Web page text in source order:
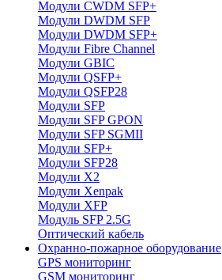
Модули CWDM SFP+
Модули DWDM SFP
Модули DWDM SFP+
Модули Fibre Channel
Модули GBIC
Модули QSFP+
Модули QSFP28
Модули SFP
Модули SFP GPON
Модули SFP SGMII
Модули SFP+
Модули SFP28
Модули X2
Модули Xenpak
Модули XFP
Модуль SFP 2.5G
Оптический кабель
Охранно-пожарное оборудование
GPS мониторинг
GSM мониторинг